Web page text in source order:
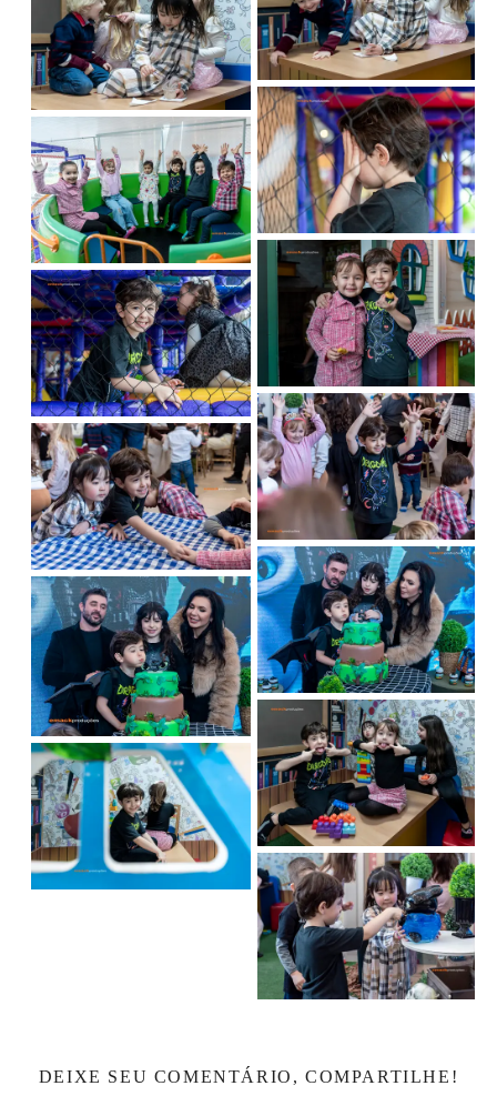
DEIXE SEU COMENTÁRIO, COMPARTILHE!